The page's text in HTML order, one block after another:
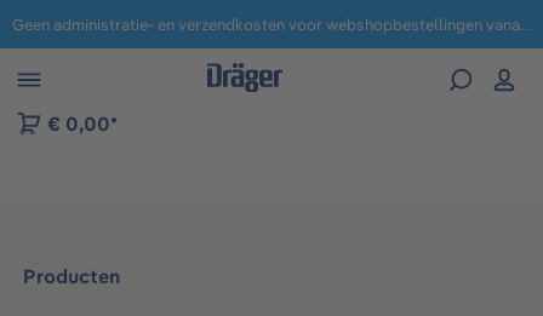
naar navigatie B2B-platform Geen administratie- en verzendkosten voor webshopbestellingen vanaf € 100,-.
€ 0,00*
Producten